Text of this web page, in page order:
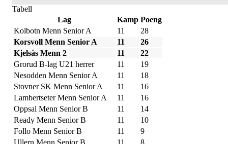
Tabell
Lag
Kamp Poeng
Kolbotn Menn Senior A
11
28
Korsvoll Menn Senior A
11
26
Kjelsås Menn 2
11
22
Grorud B-lag U21 herrer
11
19
Nesodden Menn Senior A
11
18
Stovner SK Menn Senior A
11
16
Lambertseter Menn Senior A
11
16
Oppsal Menn Senior B
11
14
Ready Menn Senior B
11
10
Follo Menn Senior B
11
9